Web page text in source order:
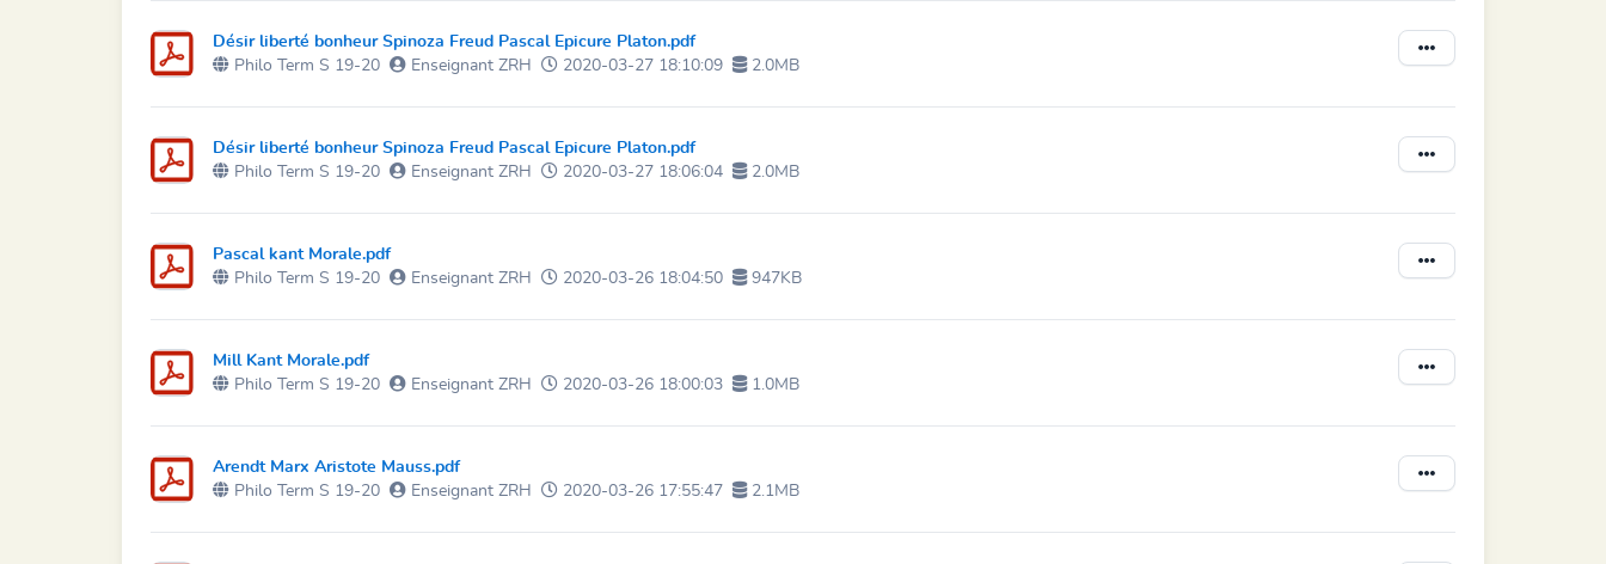
Désir liberté bonheur Spinoza Freud Pascal Epicure Platon.pdf
Philo Term S 19-20
Enseignant ZRH 2020-03-27 18:10:09 2.0MB
Désir liberté bonheur Spinoza Freud Pascal Epicure Platon.pdf
Philo Term S 19-20
Enseignant ZRH 2020-03-27 18:06:04 2.0MB
Pascal kant Morale.pdf
Philo Term S 19-20
Enseignant ZRH 2020-03-26 18:04:50 947KB
Mill Kant Morale.pdf
Philo Term S 19-20
Enseignant ZRH 2020-03-26 18:00:03 1.0MB
Arendt Marx Aristote Mauss.pdf
Philo Term S 19-20
Enseignant ZRH 2020-03-26 17:55:47 2.1MB